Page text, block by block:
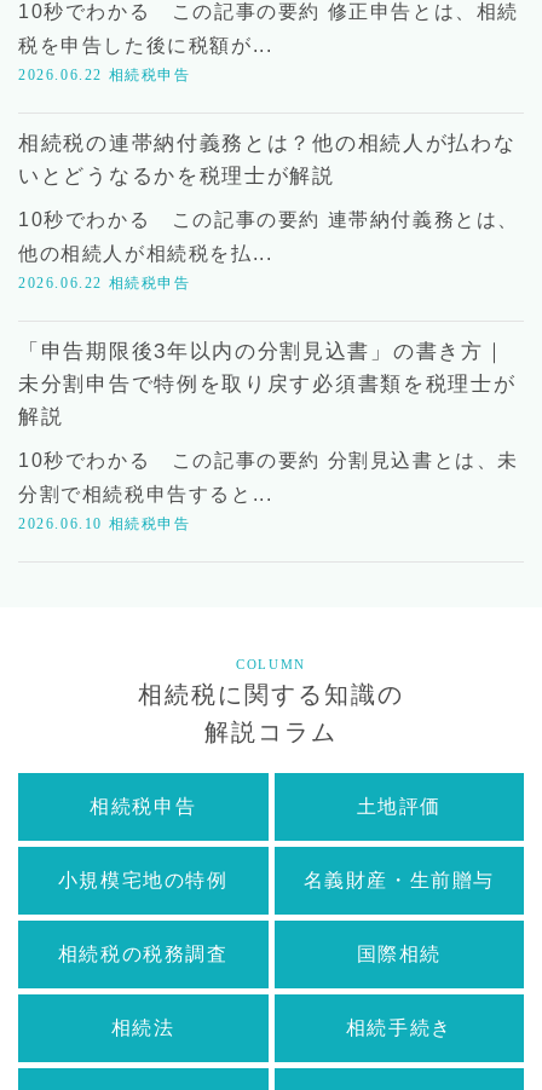
10秒でわかる この記事の要約 修正申告とは、相続
税を申告した後に税額が...
2026.06.22 相続税申告
相続税の連帯納付義務とは？他の相続人が払わな
いとどうなるかを税理士が解説
10秒でわかる この記事の要約 連帯納付義務とは、
他の相続人が相続税を払...
2026.06.22 相続税申告
「申告期限後3年以内の分割見込書」の書き方｜
未分割申告で特例を取り戻す必須書類を税理士が
解説
10秒でわかる この記事の要約 分割見込書とは、未
分割で相続税申告すると...
2026.06.10 相続税申告
COLUMN
相続税に関する知識の
解説コラム
相続税申告 土地評価
小規模宅地の特例 名義財産・生前贈与
相続税の税務調査 国際相続
相続法 相続手続き